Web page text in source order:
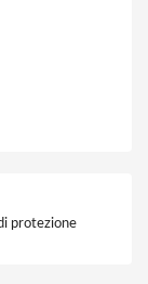
protezione